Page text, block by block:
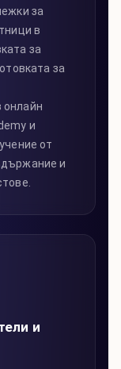
за
в
за
за
онлайн
и
от
и
и